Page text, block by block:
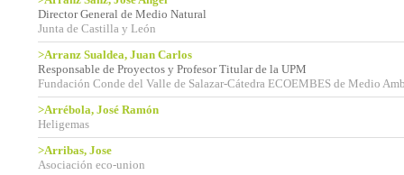
Director General de Medio Natural
Junta de Castilla y León
>Arranz Sualdea, Juan Carlos
Responsable de Proyectos y Profesor Titular de la UPM
Fundación Conde del Valle de Salazar-Cátedra ECOEMBES de Medio
>Arrébola, José Ramón
Heligemas
>Arribas, Jose
Asociación eco-union